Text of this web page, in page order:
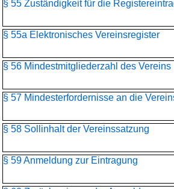
§ 55 Zuständigkeit für die
§ 55a Elektronisches Vereinsregister
§ 56 Mindestmitgliederzahl des Vereins
§ 57 Mindesterfordernisse an die
§ 58 Sollinhalt der Vereinssatzung
§ 59 Anmeldung zur Eintragung